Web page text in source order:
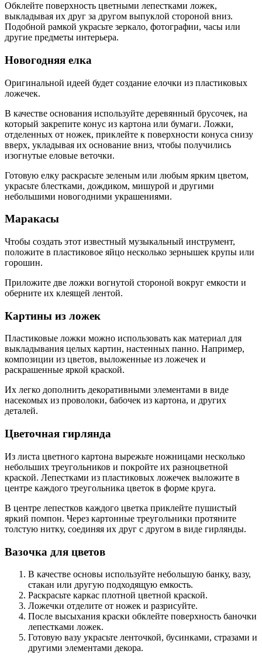
Обклейте поверхность цветными лепестками ложек,
выкладывая их друг за другом выпуклой стороной вниз.
Подобной рамкой украсьте зеркало, фотографии, часы или
другие предметы интерьера.
Новогодняя елка
Оригинальной идеей будет создание елочки из пластиковых
ложечек.
В качестве основания используйте деревянный брусочек, на
который закрепите конус из картона или бумаги. Ложки,
отделенных от ножек, приклейте к поверхности конуса снизу
вверх, укладывая их основание вниз, чтобы получились
изогнутые еловые веточки.
Готовую елку раскрасьте зеленым или любым ярким цветом,
украсьте блестками, дождиком, мишурой и другими
небольшими новогодними украшениями.
Маракасы
Чтобы создать этот известный музыкальный инструмент,
положите в пластиковое яйцо несколько зернышек крупы или
горошин.
Приложите две ложки вогнутой стороной вокруг емкости и
оберните их клеящей лентой.
Картины из ложек
Пластиковые ложки можно использовать как материал для
выкладывания целых картин, настенных панно. Например,
композиции из цветов, выложенные из ложечек и
раскрашенные яркой краской.
Их легко дополнить декоративными элементами в виде
насекомых из проволоки, бабочек из картона, и других
деталей.
Цветочная гирлянда
Из листа цветного картона вырежьте ножницами несколько
небольших треугольников и покройте их разноцветной
краской. Лепестками из пластиковых ложечек выложите в
центре каждого треугольника цветок в форме круга.
В центре лепестков каждого цветка приклейте пушистый
яркий помпон. Через картонные треугольники протяните
толстую нитку, соединяя их друг с другом в виде гирлянды.
Вазочка для цветов
В качестве основы используйте небольшую банку, вазу,
стакан или другую подходящую емкость.
Раскрасьте каркас плотной цветной краской.
Ложечки отделите от ножек и разрисуйте.
После высыхания краски обклейте поверхность баночки
лепестками ложек.
Готовую вазу украсьте ленточкой, бусинками, стразами и
другими элементами декора.